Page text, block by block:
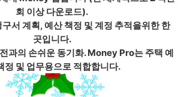
회 이상 다운로드).
서 계획, 예산 책정 및 계정 추적을위한 한
곳입니다.
과의 손쉬운 동기화. Money Pro는 주택 예
정 및 업무용으로 적합합니다.